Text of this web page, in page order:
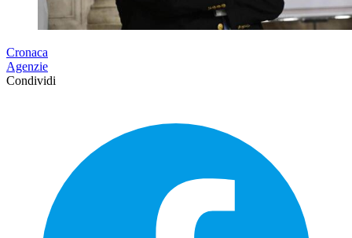
Cronaca
Agenzie
Condividi